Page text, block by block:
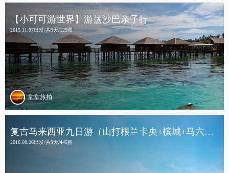
【小可可游世界】游荡沙巴亲子行
2015.11.07出发/共9天/129图
堂堂旅拍
复古马来西亚九日游（山打根兰卡央+槟城+马六甲+吉隆坡）
2016.08.26出发/共9天/445图